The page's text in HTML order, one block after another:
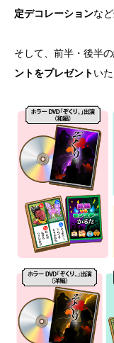
定デコレーションな
そして、前半・後半の
ントをプレゼントい